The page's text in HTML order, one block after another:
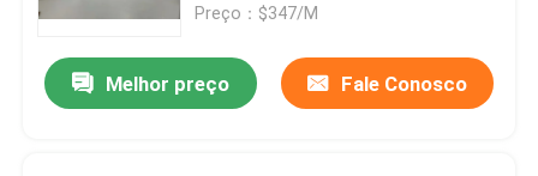
de água
Preço：$347/M
Melhor preço Fale Conosco